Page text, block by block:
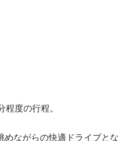
程度の行程。
めながらの快適ドライブとな